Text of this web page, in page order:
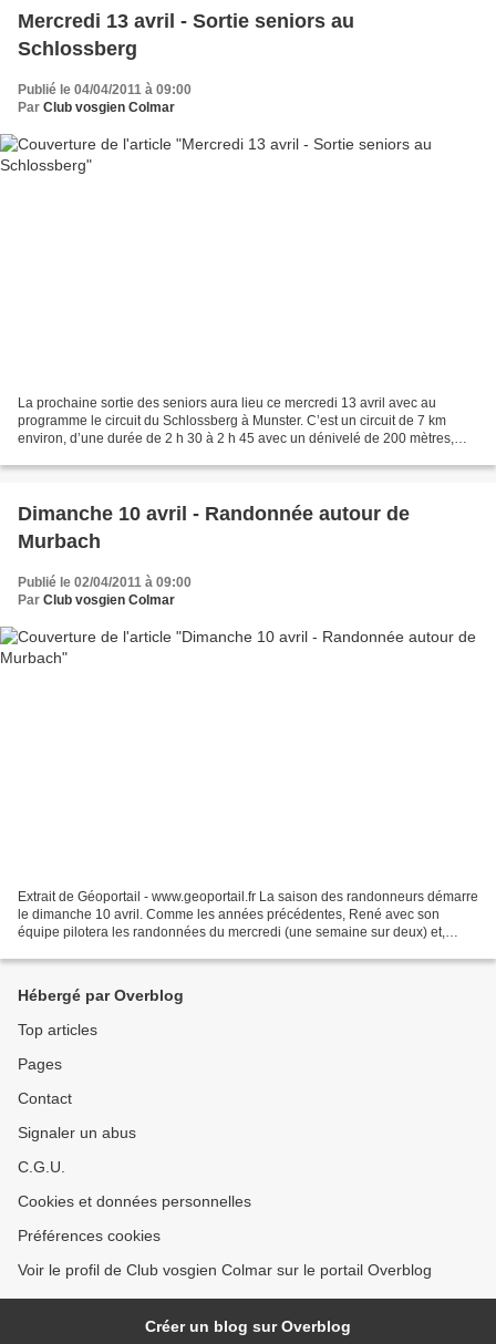
Mercredi 13 avril - Sortie seniors au
Schlossberg
Publié le 04/04/2011 à 09:00
Par Club vosgien Colmar
La prochaine sortie des seniors aura lieu ce mercredi 13 avril avec au
programme le circuit du Schlossberg à Munster. C’est un circuit de 7 km
environ, d’une durée de 2 h 30 à 2 h 45 avec un dénivelé de 200 mètres,
Dimanche 10 avril - Randonnée autour de
Murbach
Publié le 02/04/2011 à 09:00
Par Club vosgien Colmar
Extrait de Géoportail - www.geoportail.fr La saison des randonneurs démarre
le dimanche 10 avril. Comme les années précédentes, René avec son
équipe pilotera les randonnées du mercredi (une semaine sur deux) et,
Hébergé par Overblog
Top articles
Pages
Contact
Signaler un abus
C.G.U.
Cookies et données personnelles
Préférences cookies
Voir le profil de Club vosgien Colmar sur le portail Overblog
Créer un blog sur Overblog